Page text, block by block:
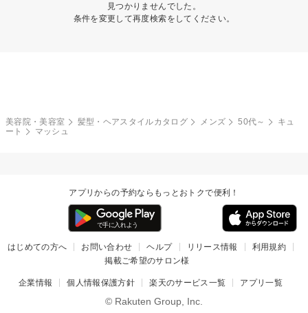
見つかりませんでした。
条件を変更して再度検索をしてください。
美容院・美容室 髪型・ヘアスタイルカタログ メンズ 50代～
キュ
ート
マッシュ
アプリからの予約ならもっとおトクで便利！
はじめての方へ お問い合わせ ヘルプ リリース情報
利用規約
掲載ご希望のサロン様
企業情報 個人情報保護方針 楽天のサービス一覧 アプリ一覧
© Rakuten Group, Inc.